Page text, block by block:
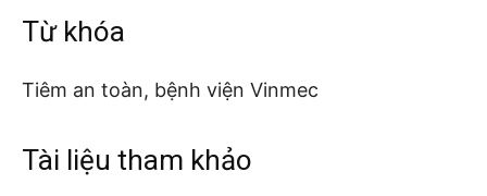
Từ khóa
Tiêm an toàn, bệnh viện Vinmec
Tài liệu tham khảo